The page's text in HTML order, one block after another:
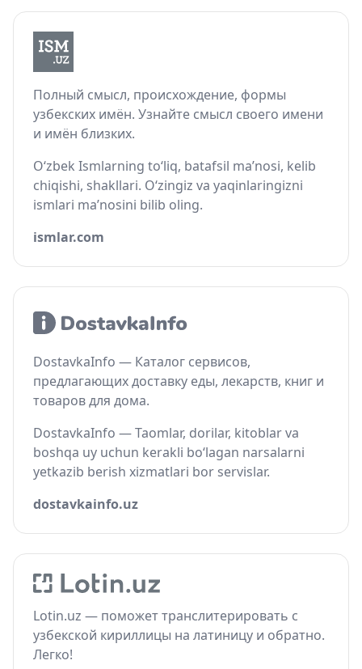
Полный смысл, происхождение, формы
узбекских имён. Узнайте смысл своего имени
и имён близких.
O‘zbek Ismlarning to‘liq, batafsil ma’nosi, kelib
chiqishi, shakllari. O‘zingiz va yaqinlaringizni
ismlari ma’nosini bilib oling.
ismlar.com
DostavkaInfo — Каталог сервисов,
предлагающих доставку еды, лекарств, книг и
товаров для дома.
DostavkaInfo — Taomlar, dorilar, kitoblar va
boshqa uy uchun kerakli bo‘lagan narsalarni
yetkazib berish xizmatlari bor servislar.
dostavkainfo.uz
Lotin.uz — поможет транслитерировать с
узбекской кириллицы на латиницу и обратно.
Легко!